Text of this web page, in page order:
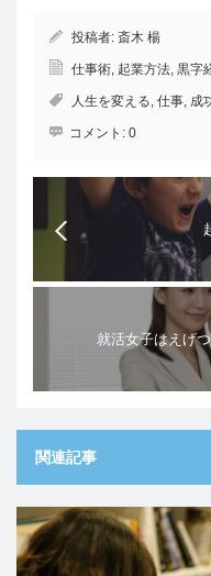
投稿者: 斎木 楊
仕事術, 起業方法, 黒字
人生を変える, 仕事, 成
コメント: 0
就活女子はえげ
関連記事